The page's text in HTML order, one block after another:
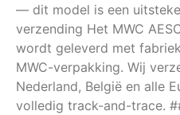
— dit model is een
verzending Het MWC
wordt geleverd met
MWC-verpakking. Wij
Nederland, België en alle
volledig track-and-trace.